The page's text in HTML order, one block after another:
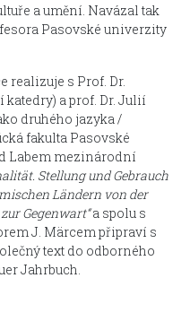
a umění. Navázal tak
Pasovské univerzity
realizuje s Prof. Dr.
a prof. Dr. Julií
druhého jazyka /
fakulta Pasovské
Labem mezinárodní
Stellung und Gebrauch
Ländern von der
Gegenwart“a spolu s
J. Märcem připraví s
text do odborného
Jahrbuch.